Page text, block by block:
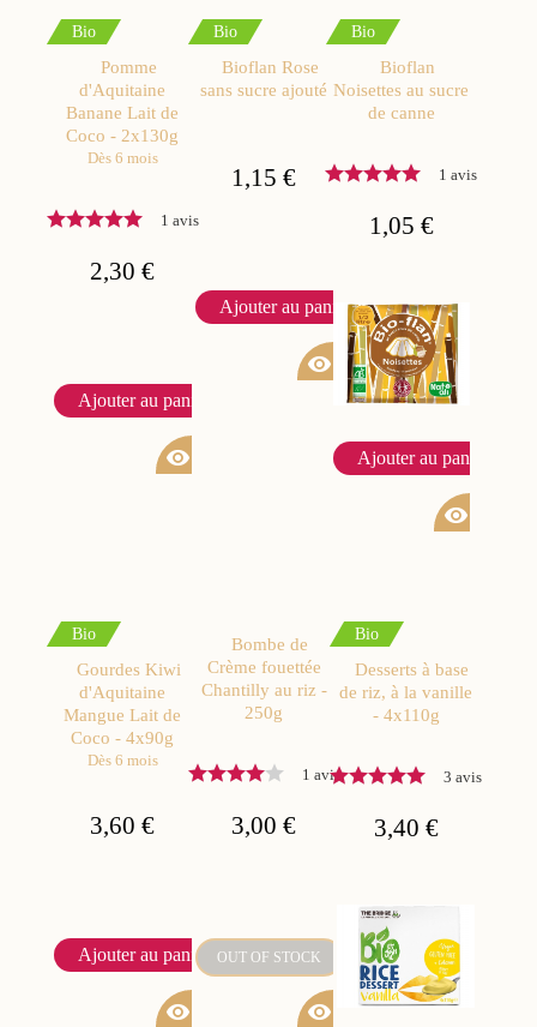
Bio
Pomme
d'Aquitaine
Banane Lait de
Coco - 2x130g
Dès 6 mois
1 avis
2,30 €
Ajouter au panier
visibility
Bio
Bioflan Rose
sans sucre ajouté
1,15 €
Ajouter au panier
visibility
Bio
Bioflan
Noisettes au sucre
de canne
1 avis
1,05 €
Ajouter au panier
visibility
Bio
Gourdes Kiwi
d'Aquitaine
Mangue Lait de
Coco - 4x90g
Dès 6 mois
3,60 €
Ajouter au panier
visibility
Bombe de
Crème fouettée
Chantilly au riz -
250g
1 avis
3,00 €
OUT OF STOCK
visibility
Bio
Desserts à base
de riz, à la vanille
- 4x110g
3 avis
3,40 €